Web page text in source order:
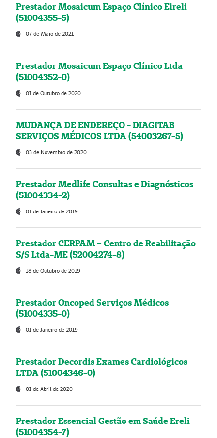
Prestador Mosaicum Espaço Clínico Eireli
(51004355-5)
07 de Maio de 2021
Prestador Mosaicum Espaço Clínico Ltda
(51004352-0)
01 de Outubro de 2020
MUDANÇA DE ENDEREÇO - DIAGITAB
SERVIÇOS MÉDICOS LTDA (54003267-5)
03 de Novembro de 2020
Prestador Medlife Consultas e Diagnósticos
(51004334-2)
01 de Janeiro de 2019
Prestador CERPAM – Centro de Reabilitação
S/S Ltda-ME (52004274-8)
18 de Outubro de 2019
Prestador Oncoped Serviços Médicos
(51004335-0)
01 de Janeiro de 2019
Prestador Decordis Exames Cardiológicos
LTDA (51004346-0)
01 de Abril de 2020
Prestador Essencial Gestão em Saúde Ereli
(51004354-7)